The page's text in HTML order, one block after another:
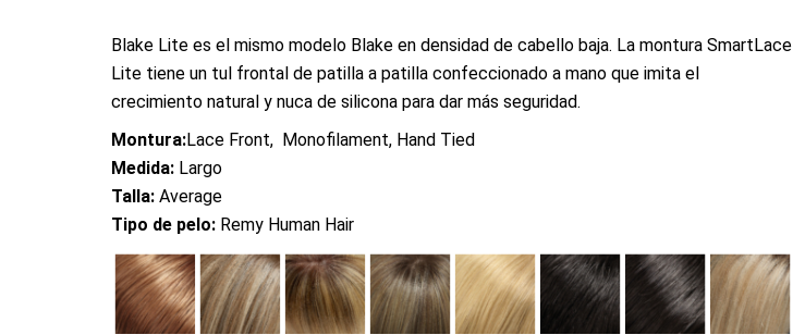
Blake Lite es el mismo modelo Blake en densidad de cabello baja. La montura SmartLace
Lite tiene un tul frontal de patilla a patilla confeccionado a mano que imita el
crecimiento natural y nuca de silicona para dar más seguridad.
Montura:Lace Front, Monofilament, Hand Tied
Medida: Largo
Talla: Average
Tipo de pelo: Remy Human Hair